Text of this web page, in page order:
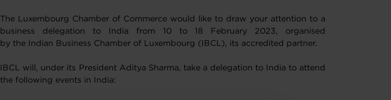
The Luxembourg Chamber of Commerce would like to draw your attention to a
business delegation to India from 10 to 18 February 2023, organised
by the Indian Business Chamber of Luxembourg (IBCL), its accredited partner.
IBCL will, under its President Aditya Sharma, take a delegation to India to attend
the following events in India: